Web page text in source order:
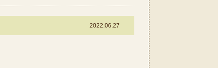
2022.06.27